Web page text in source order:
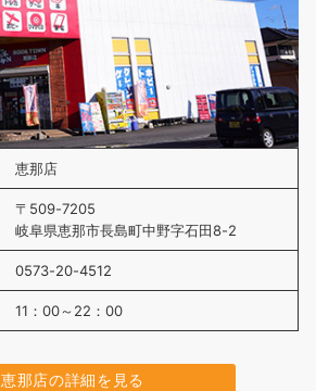
恵那店
〒509-7205
岐阜県恵那市長島町中野字石田8-2
0573-20-4512
11：00～22：00
恵那店の詳細を見る